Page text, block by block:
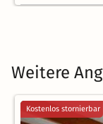
Weitere
Kostenlos stornierbar